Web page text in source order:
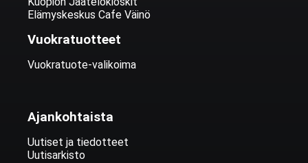
Elämyskeskus Cafe Väinö
Vuokratuotteet
Vuokratuote-valikoima
Ajankohtaista
Uutiset ja tiedotteet
Uutisarkisto